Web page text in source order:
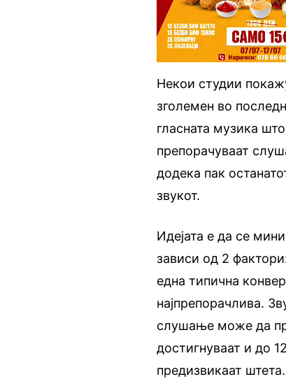
Некои студии
зголемен во
гласната музика
препорачуваат
додека пак
звукот.
Идејата е да се
зависи од 2
една типична
најпрепорачлива.
слушање може да
достигнуваат и до
предизвикаат